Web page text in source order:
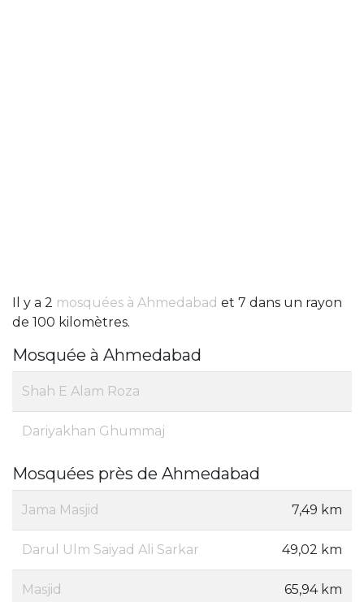
Il y a 2 mosquées à Ahmedabad et 7 dans un rayon
de 100 kilomètres.
Mosquée à Ahmedabad
Shah E Alam Roza
Dariyakhan Ghummaj
Mosquées près de Ahmedabad
Jama Masjid 7,49 km
Darul Ulm Saiyad Ali Sarkar 49,02 km
Masjid 65,94 km